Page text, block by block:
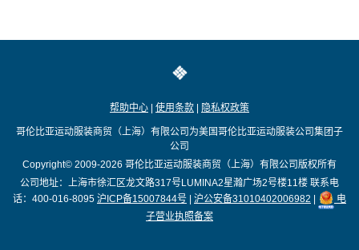
帮助中心 使用条款 隐私权政策
哥伦比亚运动服装商贸（上海）有限公司为美国哥伦比亚运动服装公司集团子
公司
Copyright© 2009-2026 哥伦比亚运动服装商贸（上海）有限公司版权所有
公司地址：上海市徐汇区龙文路317号LUMINA2星瀚广场2号楼11楼 联系电
话：400-016-8095 沪ICP备15007844号 沪公安备31010402006982
电
子营业执照备案